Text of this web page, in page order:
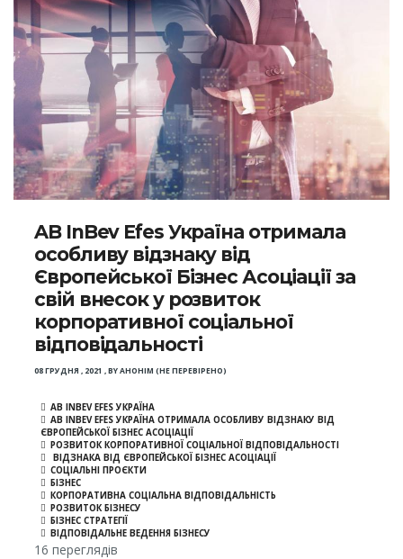
AB InBev Efes Україна отримала
особливу відзнаку від
Європейської Бізнес Асоціації за
свій внесок у розвиток
корпоративної соціальної
відповідальності
08 ГРУДНЯ , 2021 ,BYАНОНІМ (НЕ ПЕРЕВІРЕНО)
AB INBEV EFES УКРАЇНА
AB INBEV EFES УКРАЇНА ОТРИМАЛА ОСОБЛИВУ ВІДЗНАКУ ВІД
ЄВРОПЕЙСЬКОЇ БІЗНЕС АСОЦІАЦІЇ
РОЗВИТОК КОРПОРАТИВНОЇ СОЦІАЛЬНОЇ ВІДПОВІДАЛЬНОСТІ
ВІДЗНАКА ВІД ЄВРОПЕЙСЬКОЇ БІЗНЕС АСОЦІАЦІЇ
СОЦІАЛЬНІ ПРОЄКТИ
БІЗНЕС
КОРПОРАТИВНА СОЦІАЛЬНА ВІДПОВІДАЛЬНІСТЬ
РОЗВИТОК БІЗНЕСУ
БІЗНЕС СТРАТЕГІЇ
ВІДПОВІДАЛЬНЕ ВЕДЕННЯ БІЗНЕСУ
16 переглядів